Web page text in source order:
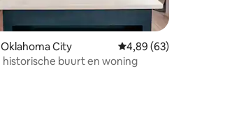
van 4,88 op 5, 83 recensies
Oklahoma City Gemiddelde
4,89 (63)
historische buurt en woning